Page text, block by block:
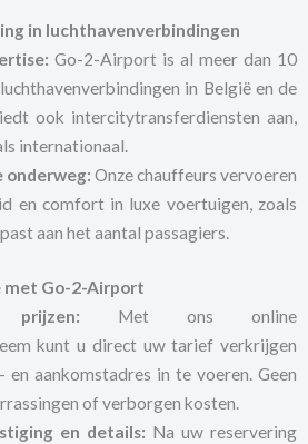
in luchthavenverbindingen
Go-2-Airport is al meer dan 10
in België en de
ook intercitytransferdiensten aan,
internationaal.
onderweg: Onze chauffeurs vervoeren
en comfort in luxe voertuigen, zoals
aan het aantal passagiers.
met Go-2-Airport
prijzen: Met ons online
kunt u direct uw tarief verkrijgen
aankomstadres in te voeren. Geen
of verborgen kosten.
en details: Na uw reservering